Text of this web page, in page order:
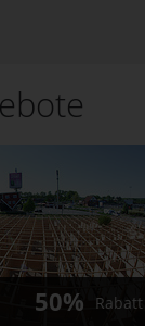
50% Rabatt